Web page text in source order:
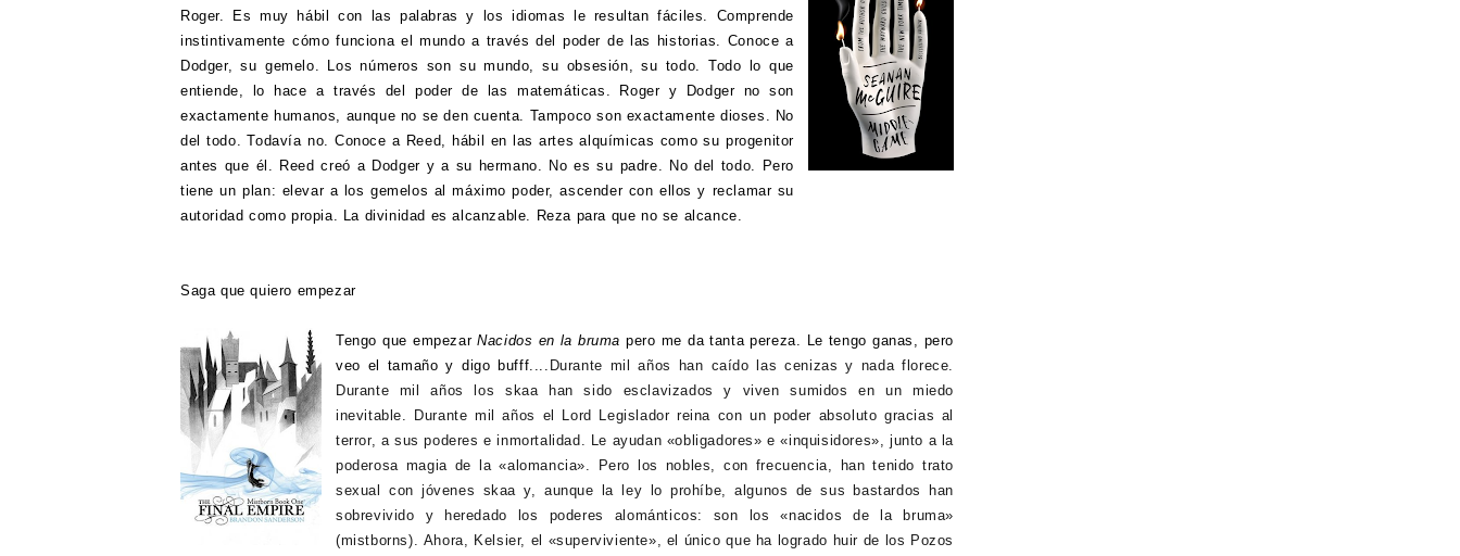
Roger. Es muy hábil con las palabras y los idiomas le resultan fáciles. Comprende
instintivamente cómo funciona el mundo a través del poder de las historias. Conoce a
Dodger, su gemelo. Los números son su mundo, su obsesión, su todo. Todo lo que
entiende, lo hace a través del poder de las matemáticas. Roger y Dodger no son
exactamente humanos, aunque no se den cuenta. Tampoco son exactamente dioses. No
del todo. Todavía no. Conoce a Reed, hábil en las artes alquímicas como su progenitor
antes que él. Reed creó a Dodger y a su hermano. No es su padre. No del todo. Pero
tiene un plan: elevar a los gemelos al máximo poder, ascender con ellos y reclamar su
autoridad como propia. La divinidad es alcanzable. Reza para que no se alcance.
Saga que quiero empezar
Tengo que empezarNacidos en la brumapero me da tanta pereza. Le tengo ganas, pero
veo el tamaño y digo bufff.... Durante mil años han caído las cenizas y nada florece.
Durante mil años los skaa han sido esclavizados y viven sumidos en un miedo
inevitable. Durante mil años el Lord Legislador reina con un poder absoluto gracias al
terror, a sus poderes e inmortalidad. Le ayudan «obligadores» e «inquisidores», junto a la
poderosa magia de la «alomancia». Pero los nobles, con frecuencia, han tenido trato
sexual con jóvenes skaa y, aunque la ley lo prohíbe, algunos de sus bastardos han
sobrevivido y heredado los poderes alománticos: son los «nacidos de la bruma»
(mistborns). Ahora, Kelsier, el «superviviente», el único que ha logrado huir de los Pozos